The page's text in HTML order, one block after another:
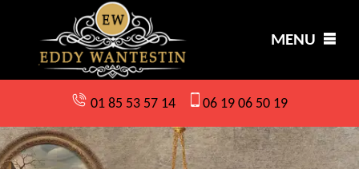
MENU
01 85 53 57 14 06 19 06 50 19